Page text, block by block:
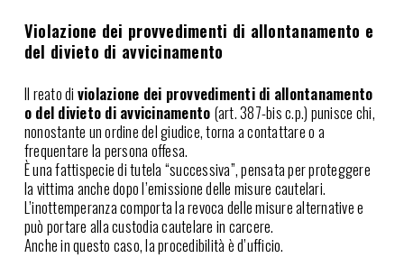
Violazione dei provvedimenti di allontanamento e
del divieto di avvicinamento
Il reato di violazione dei provvedimenti di allontanamento
o del divieto di avvicinamento (art. 387-bis c.p.) punisce chi,
nonostante un ordine del giudice, torna a contattare o a
frequentare la persona offesa.
È una fattispecie di tutela “successiva”, pensata per proteggere
la vittima anche dopo l’emissione delle misure cautelari.
L’inottemperanza comporta la revoca delle misure alternative e
può portare alla custodia cautelare in carcere.
Anche in questo caso, la procedibilità è d’ufficio.